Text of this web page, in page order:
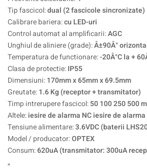
Tip fascicol:dual (2 fascicole sincronizate)
Calibrare bariera:cu LED-uri
Control automat al amplificarii:AGC
Unghiul de aliniere (grade):Â±90Â°
Temperatura de functionare:-20Â°C la +
Clasa de protectie:IP55
Dimensiuni:170mm x 65mm x 69.5mm
Greutate:1.6 Kg (receptor + transmitator)
Timp intrerupere fascicol:50 100 250 500
Altele:iesire de alarma NC iesire de
Tensiune alimentare:3.6VDC (baterii
Model / producator:OPTEX
Consum:620uA (transmitator: 300uA
„